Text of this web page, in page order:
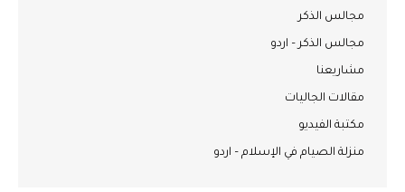
مجالس الذكر
مجالس الذكر – اردو
مشاريعنا
مقالات الجاليات
مكتبة الفيديو
منزلة الصيام في الإسلام – اردو